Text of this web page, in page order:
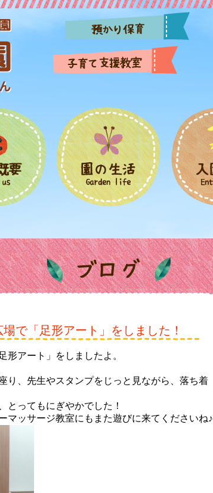
で「足形アート」をしました！
形アート」をしましたよ。
り、先生やスタンプをじっと見ながら、落ち着
とってもにぎやかでした！
マッサージ教室にもまた遊びに来てくださいね♪